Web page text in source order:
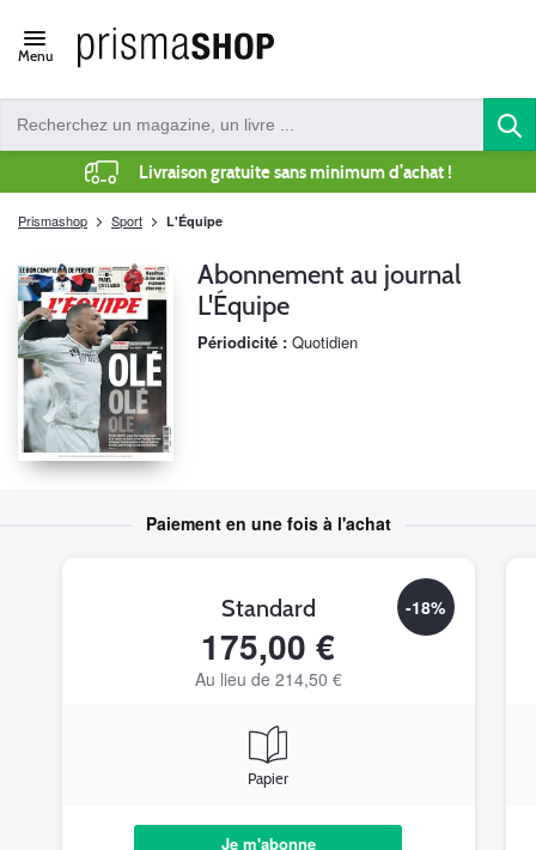
Open/close
navigation
Menu
Livraison gratuite sans minimum d’achat !
Prismashop Sport L'Équipe
Abonnement au journal
L'Équipe
Périodicité : Quotidien
Paiement en une fois à l'achat
-18%
Standard
175,00 €
Au lieu de 214,50 €
Papier
Je m'abonne